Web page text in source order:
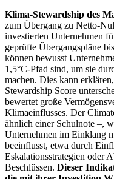
Klima-Stewardship des
zum Übergang zu Netto-
investierten Unternehmen
geprüfte Übergangspläne
können bewusst
1,5°C-Pfad sind, um sie
machen. Dies kann
Stewardship Score
bewertet große
Klimaeinflusses. Der
ähnlich einer Schulnote –,
Unternehmen im Einklang
beeinflusst, etwa durch
Eskalationsstrategien oder
Beschlüssen. Dieser